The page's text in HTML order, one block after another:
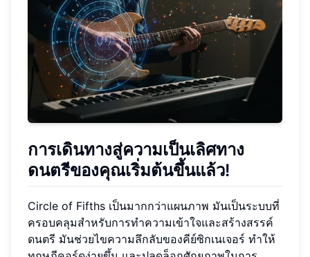
การเดินทางสู่ความเป็นเลิศทาง
ดนตรีของคุณเริ่มต้นขึ้นแล้ว!
Circle of Fifths เป็นมากกว่าแผนภาพ มันเป็นระบบที่
ครอบคลุมสำหรับการทำความเข้าใจและสร้างสรรค์
ดนตรี มันช่วยไขความลึกลับของคีย์ซิกเนเจอร์ ทำให้